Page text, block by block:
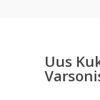
Uus